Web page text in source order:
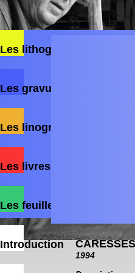
Les lithographies
Les gravures
Les linogravures
Les livres
Les feuillets poétiques
Introduction CARESSES
1994